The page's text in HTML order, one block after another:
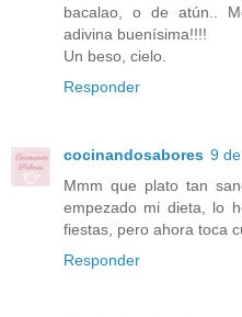
bacalao, o de atún..
adivina buenísima!!!!
Un beso, cielo.
Responder
cocinandosabores 9
Mmm que plato tan
empezado mi dieta, lo
fiestas, pero ahora toca
Responder